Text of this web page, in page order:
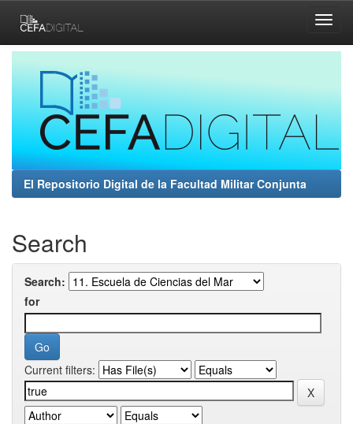
navigation
El Repositorio Digital de la Facultad Militar Conjunta
Search
Search:
for
Current filters: